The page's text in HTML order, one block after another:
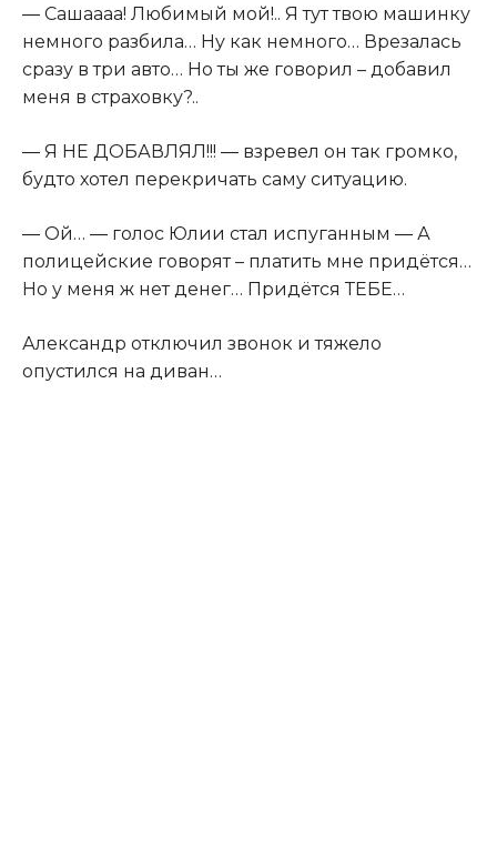
― Сашаааа! Любимый мой!.. Я тут твою машинку
немного разбила… Ну как немного… Врезалась
сразу в три авто… Но ты же говорил – добавил
меня в страховку?..
― Я НЕ ДОБАВЛЯЛ!!! ― взревел он так громко,
будто хотел перекричать саму ситуацию.
― Ой… ― голос Юлии стал испуганным ― А
полицейские говорят – платить мне придётся…
Но у меня ж нет денег… Придётся ТЕБЕ…
Александр отключил звонок и тяжело
опустился на диван…